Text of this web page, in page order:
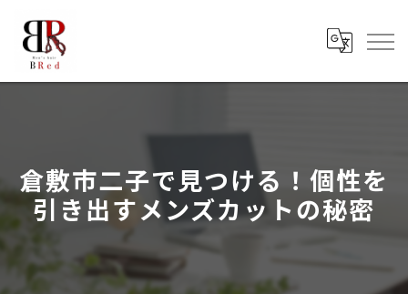
倉敷市二子で見つける！個性を
引き出すメンズカットの秘密